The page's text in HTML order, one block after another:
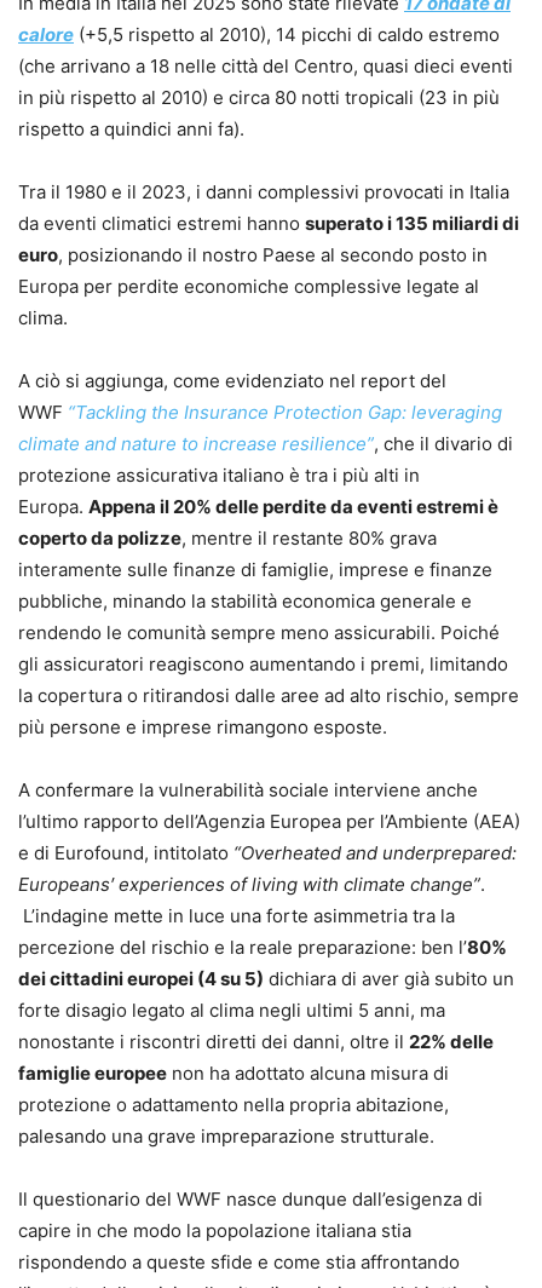
calore (+5,5 rispetto al 2010), 14 picchi di caldo estremo
(che arrivano a 18 nelle città del Centro, quasi dieci eventi
in più rispetto al 2010) e circa 80 notti tropicali (23 in più
rispetto a quindici anni fa).
Tra il 1980 e il 2023, i danni complessivi provocati in Italia
da eventi climatici estremi hanno superato i 135 miliardi di
euro, posizionando il nostro Paese al secondo posto in
Europa per perdite economiche complessive legate al
clima.
A ciò si aggiunga, come evidenziato nel report del
WWF “Tackling the Insurance Protection Gap: leveraging
climate and nature to increase resilience”, che il divario di
protezione assicurativa italiano è tra i più alti in
Europa. Appena il 20% delle perdite da eventi estremi è
coperto da polizze, mentre il restante 80% grava
interamente sulle finanze di famiglie, imprese e finanze
pubbliche, minando la stabilità economica generale e
rendendo le comunità sempre meno assicurabili. Poiché
gli assicuratori reagiscono aumentando i premi, limitando
la copertura o ritirandosi dalle aree ad alto rischio, sempre
più persone e imprese rimangono esposte.
A confermare la vulnerabilità sociale interviene anche
l’ultimo rapporto dell’Agenzia Europea per l’Ambiente (AEA)
e di Eurofound, intitolato “Overheated and underprepared:
Europeans′ experiences of living with climate change”.
L’indagine mette in luce una forte asimmetria tra la
percezione del rischio e la reale preparazione: ben l’80%
dei cittadini europei (4 su 5) dichiara di aver già subito un
forte disagio legato al clima negli ultimi 5 anni, ma
nonostante i riscontri diretti dei danni, oltre il 22% delle
famiglie europee non ha adottato alcuna misura di
protezione o adattamento nella propria abitazione,
palesando una grave impreparazione strutturale.
Il questionario del WWF nasce dunque dall’esigenza di
capire in che modo la popolazione italiana stia
rispondendo a queste sfide e come stia affrontando